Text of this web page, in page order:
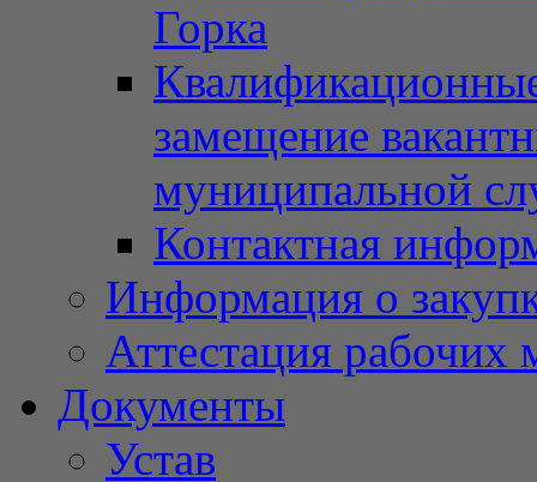
Горка
замещение
муниципальной
Контактная
Информация о
Аттестация рабочих
Документы
Устав